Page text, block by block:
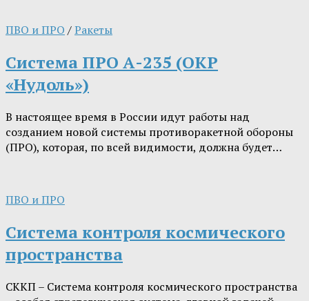
ПВО и ПРО /Ракеты
Система ПРО А-235 (ОКР
«Нудоль»)
В настоящее время в России идут работы над
созданием новой системы противоракетной обороны
(ПРО), которая, по всей видимости, должна будет…
ПВО и ПРО
Система контроля космического
пространства
СККП – Система контроля космического пространства